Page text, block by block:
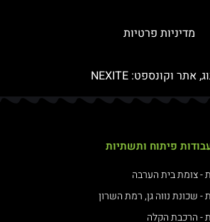
מדיניות פרטיות
אתר וקונספט: NEXITE
פיתוח ותשתיות
- צומת בית הערבה
- שכונת נווה גן, רמת השרון
- הרכבת הקלה